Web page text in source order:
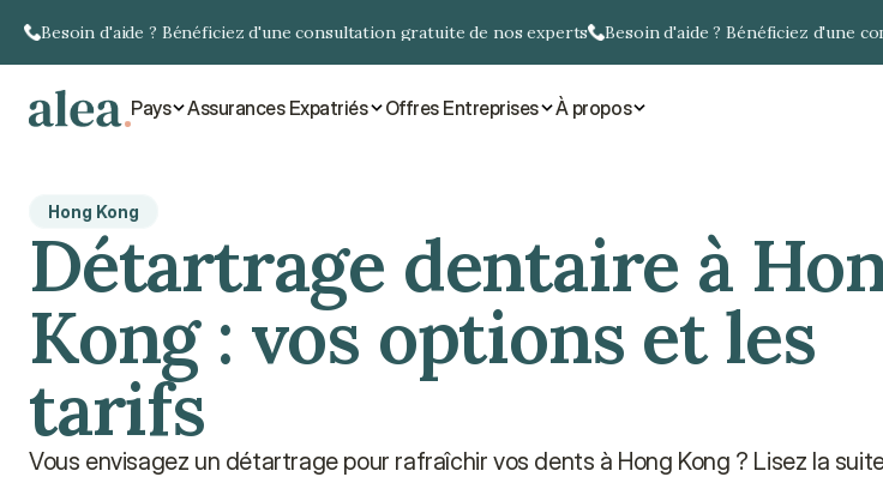
Besoin d'aide ? Bénéficiez d'une consultation gratuite de nos experts Besoin d'aide ? Bénéficiez d'une
Pays Assurances Expatriés Offres Entreprises À propos
Hong Kong
Détartrage dentaire à
Kong : vos options et les
tarifs
Vous envisagez un détartrage pour rafraîchir vos dents à Hong Kong ? Lisez la